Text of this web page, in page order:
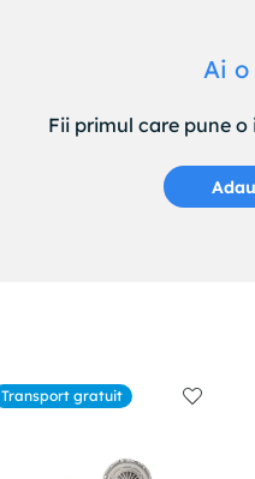
Ai
Fii primul care pune
Transport gratuit